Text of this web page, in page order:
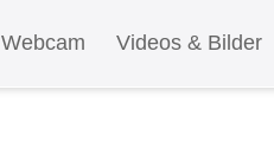
Webcam Videos & Bilder